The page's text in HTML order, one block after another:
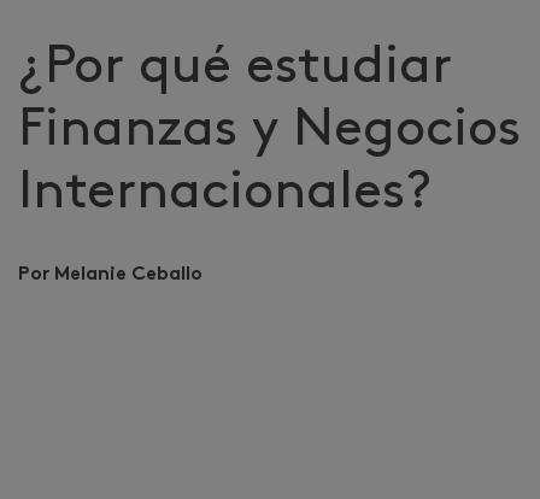
¿Por qué estudiar
Finanzas y Negocios
Internacionales?
Por Melanie Ceballo